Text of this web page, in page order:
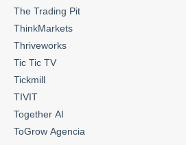
The Trading Pit
ThinkMarkets
Thriveworks
Tic Tic TV
Tickmill
TIVIT
Together AI
ToGrow Agencia